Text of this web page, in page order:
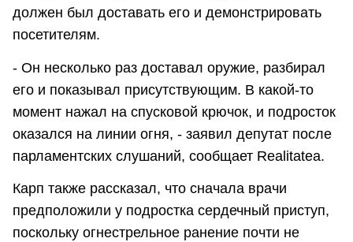
должен был доставать его и демонстрировать
посетителям.
- Он несколько раз доставал оружие, разбирал
его и показывал присутствующим. В какой-то
момент нажал на спусковой крючок, и подросток
оказался на линии огня, - заявил депутат после
парламентских слушаний, сообщает Realitatea.
Карп также рассказал, что сначала врачи
предположили у подростка сердечный приступ,
поскольку огнестрельное ранение почти не